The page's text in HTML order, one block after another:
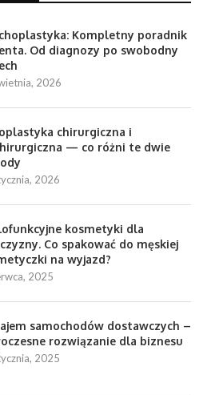
Kompletny poradnik
Od diagnozy po swobodny
2026
chirurgiczna i
— co różni te dwie
2026
kosmetyki dla
Co spakować do męskiej
na wyjazd?
2025
samochodów dostawczych –
rozwiązanie dla biznesu
2025